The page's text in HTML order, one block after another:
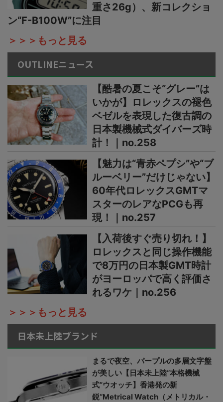
重さ26g）、新コレクショ
ン“F-B100W”に注目
＞＞＞もっと見る
OUTLINEニュース
【酷暑の夏こそ“グレー”は
いかが】ロレックスの褪色
ベゼルを表現した復古調の
日本製機械式ダイバーズ時
計！｜no.258
【魅力は“青赤ペプシ”や“ブ
ルーベリー”だけじゃない】
60年代ロレックスGMTマ
スターのレアなPCGも再
現！｜no.257
【入荷後すぐ売り切れ！】
ロレックスと同じ操作機能
で8万円の日本製GMT時計
がヨーロッパで高く評価さ
れるワケ｜no.256
＞＞＞もっと見る
日本未上陸ブランド
まるで夜空、パープルの多層文字盤
が美しい【日本未上陸“本格機械
式”ウオッチ】香港発の新
鋭“Metrical Watch（メトリカル・